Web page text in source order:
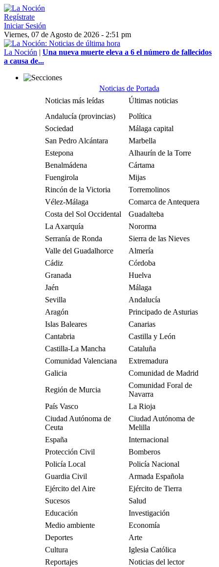
Regístrate
Iniciar Sesión
Viernes, 07 de Agosto de 2026 - 2:51 pm
La Noción | Una nueva muerte eleva a 6 el número de fallecidos
a causa de...
Noticias de Portada
Noticias más leídas
Últimas noticias
Andalucía (provincias)
Política
Sociedad
Málaga capital
San Pedro Alcántara
Marbella
Estepona
Alhaurín de la Torre
Benalmádena
Cártama
Fuengirola
Mijas
Rincón de la Victoria
Torremolinos
Vélez-Málaga
Comarca de Antequera
Costa del Sol Occidental
Guadalteba
La Axarquía
Nororma
Serranía de Ronda
Sierra de las Nieves
Valle del Guadalhorce
Almería
Cádiz
Córdoba
Granada
Huelva
Jaén
Málaga
Sevilla
Andalucía
Aragón
Principado de Asturias
Islas Baleares
Canarias
Cantabria
Castilla y León
Castilla-La Mancha
Cataluña
Comunidad Valenciana
Extremadura
Galicia
Comunidad de Madrid
Región de Murcia
Comunidad Foral de
Navarra
País Vasco
La Rioja
Ciudad Autónoma de
Ceuta
Ciudad Autónoma de
Melilla
España
Internacional
Protección Civil
Bomberos
Policía Local
Policía Nacional
Guardia Civil
Armada Española
Ejército del Aire
Ejército de Tierra
Sucesos
Salud
Educación
Investigación
Medio ambiente
Economía
Deportes
Arte
Cultura
Iglesia Católica
Reportajes
Noticias del lector